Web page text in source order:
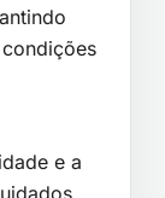
e a